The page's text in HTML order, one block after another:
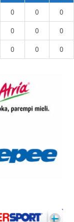
0 0
0
0 0
0
0 0 0